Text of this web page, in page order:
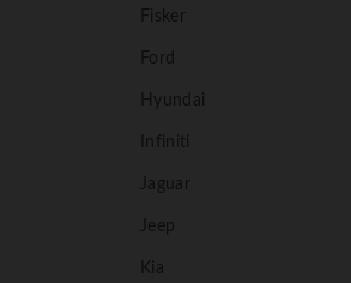
Fisker
Ford
Hyundai
Infiniti
Jaguar
Jeep
Kia